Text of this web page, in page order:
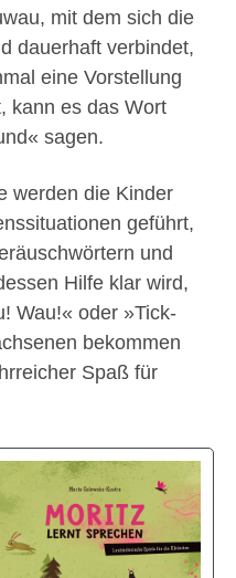
mit dem sich die
dauerhaft verbindet,
eine Vorstellung
kann es das Wort
sagen.
werden die Kinder
geführt,
und
Hilfe klar wird,
Wau!« oder »Tick-
bekommen
Spaß für